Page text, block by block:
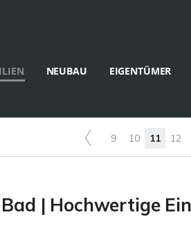
NEUBAU EIGENTÜMER
9 10 11 12
| Hochwertige